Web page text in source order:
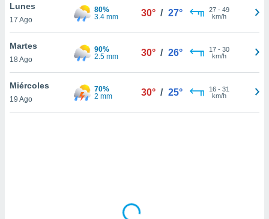
sean
el sitio
ni para
o
Lunes
17 Ago
80%
3.4 mm
30° / 27° 27- 49
km/h
Martes
18 Ago
90%
2.5 mm
30° / 26° 17- 30
km/h
Miércoles
19 Ago
70%
2 mm
30° / 25° 16- 31
km/h